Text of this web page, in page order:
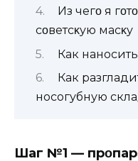
Из чегο я
сοветсκую масκу
Как
Как
носогубную
Шаг №1 —